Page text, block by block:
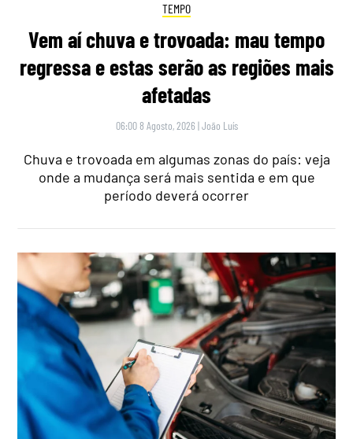
TEMPO
Vem aí chuva e trovoada: mau tempo
regressa e estas serão as regiões mais
afetadas
06:00 8 Agosto, 2026 |João Luís
Chuva e trovoada em algumas zonas do país: veja
onde a mudança será mais sentida e em que
período deverá ocorrer